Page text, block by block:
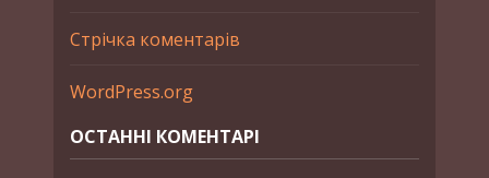
Стрічка коментарів
WordPress.org
ОСТАННІ КОМЕНТАРІ